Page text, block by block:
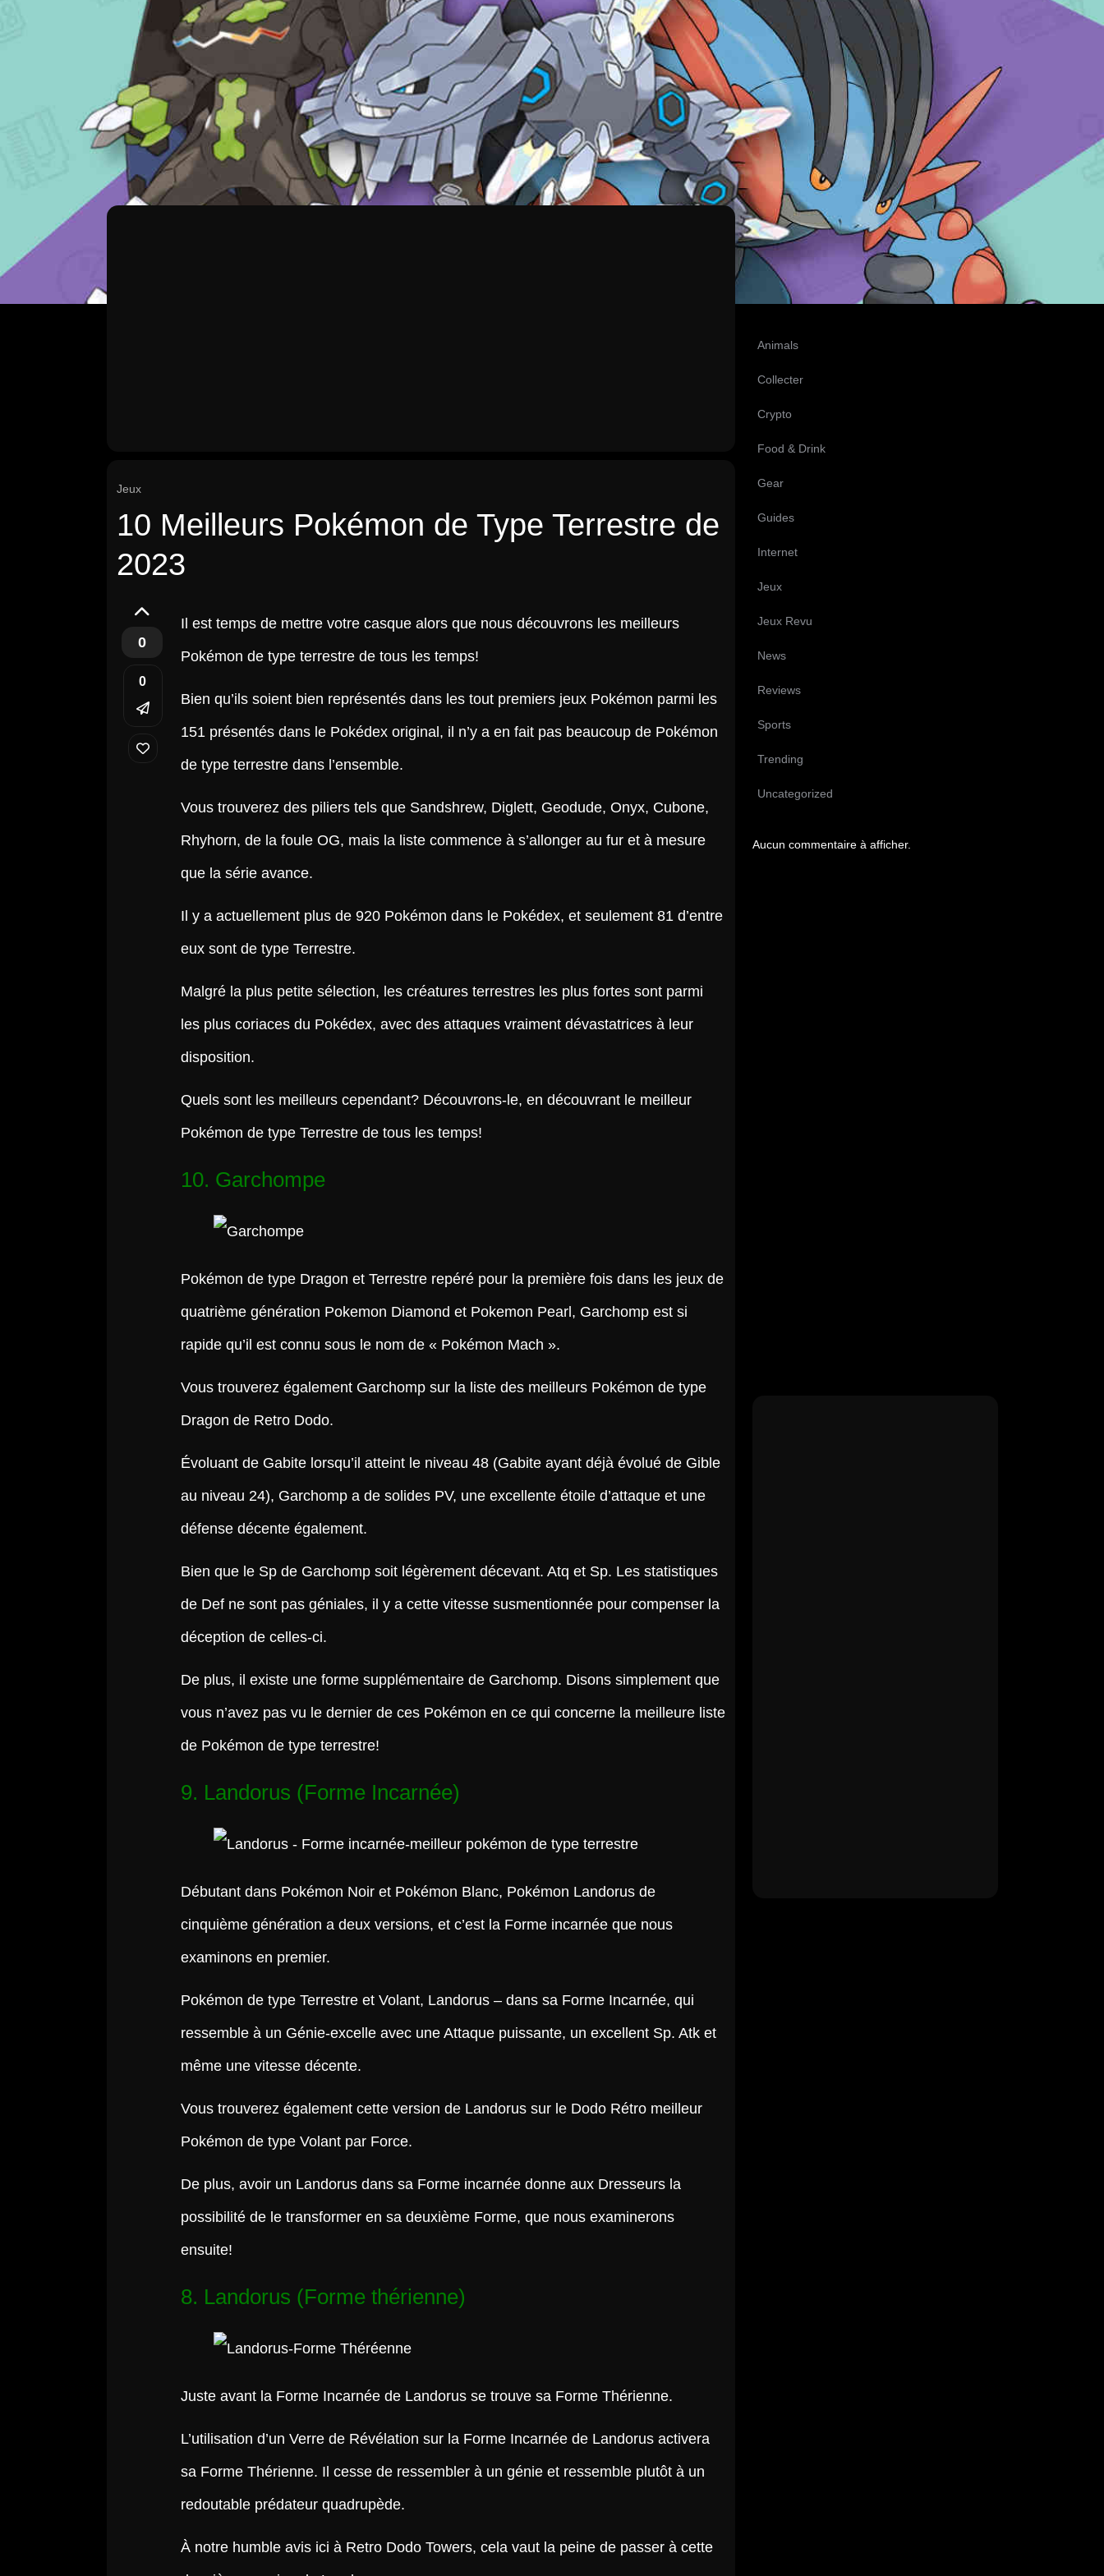
Jeux
10 Meilleurs Pokémon de Type Terrestre de
2023
0
0
Il est temps de mettre votre casque alors que nous découvrons les meilleurs
Pokémon de type terrestre de tous les temps!
Bien qu’ils soient bien représentés dans les tout premiers jeux Pokémon parmi les
151 présentés dans le Pokédex original, il n’y a en fait pas beaucoup de Pokémon
de type terrestre dans l’ensemble.
Vous trouverez des piliers tels que Sandshrew, Diglett, Geodude, Onyx, Cubone,
Rhyhorn, de la foule OG, mais la liste commence à s’allonger au fur et à mesure
que la série avance.
Il y a actuellement plus de 920 Pokémon dans le Pokédex, et seulement 81 d’entre
eux sont de type Terrestre.
Malgré la plus petite sélection, les créatures terrestres les plus fortes sont parmi
les plus coriaces du Pokédex, avec des attaques vraiment dévastatrices à leur
disposition.
Quels sont les meilleurs cependant? Découvrons-le, en découvrant le meilleur
Pokémon de type Terrestre de tous les temps!
10. Garchompe
Pokémon de type Dragon et Terrestre repéré pour la première fois dans les jeux de
quatrième génération Pokemon Diamond et Pokemon Pearl, Garchomp est si
rapide qu’il est connu sous le nom de « Pokémon Mach ».
Vous trouverez également Garchomp sur la liste des meilleurs Pokémon de type
Dragon de Retro Dodo.
Évoluant de Gabite lorsqu’il atteint le niveau 48 (Gabite ayant déjà évolué de Gible
au niveau 24), Garchomp a de solides PV, une excellente étoile d’attaque et une
défense décente également.
Bien que le Sp de Garchomp soit légèrement décevant. Atq et Sp. Les statistiques
de Def ne sont pas géniales, il y a cette vitesse susmentionnée pour compenser la
déception de celles-ci.
De plus, il existe une forme supplémentaire de Garchomp. Disons simplement que
vous n’avez pas vu le dernier de ces Pokémon en ce qui concerne la meilleure liste
de Pokémon de type terrestre!
9. Landorus (Forme Incarnée)
Débutant dans Pokémon Noir et Pokémon Blanc, Pokémon Landorus de
cinquième génération a deux versions, et c’est la Forme incarnée que nous
examinons en premier.
Pokémon de type Terrestre et Volant, Landorus – dans sa Forme Incarnée, qui
ressemble à un Génie-excelle avec une Attaque puissante, un excellent Sp. Atk et
même une vitesse décente.
Vous trouverez également cette version de Landorus sur le Dodo Rétro meilleur
Pokémon de type Volant par Force.
De plus, avoir un Landorus dans sa Forme incarnée donne aux Dresseurs la
possibilité de le transformer en sa deuxième Forme, que nous examinerons
ensuite!
8. Landorus (Forme thérienne)
Juste avant la Forme Incarnée de Landorus se trouve sa Forme Thérienne.
L’utilisation d’un Verre de Révélation sur la Forme Incarnée de Landorus activera
sa Forme Thérienne. Il cesse de ressembler à un génie et ressemble plutôt à un
redoutable prédateur quadrupède.
À notre humble avis ici à Retro Dodo Towers, cela vaut la peine de passer à cette
Animals
Collecter
Crypto
Food & Drink
Gear
Guides
Internet
Jeux
Jeux Revu
News
Reviews
Sports
Trending
Uncategorized
Aucun commentaire à afficher.